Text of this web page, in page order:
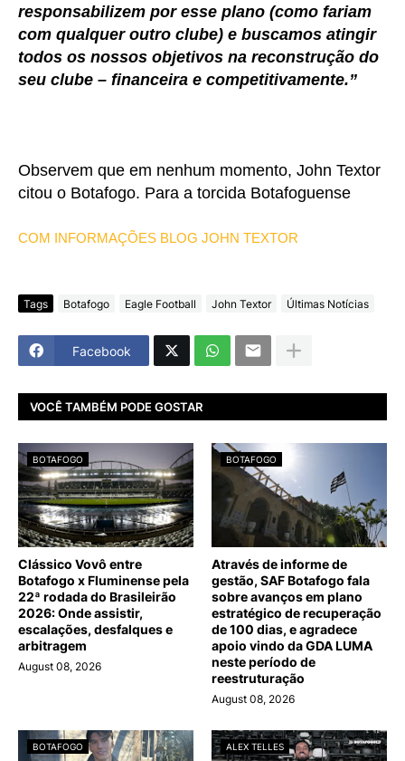
responsabilizem por esse plano (como fariam
com qualquer outro clube) e buscamos atingir
todos os nossos objetivos na reconstrução do
seu clube – financeira e competitivamente.”
Observem que em nenhum momento, John Textor
citou o Botafogo. Para a torcida Botafoguense
COM INFORMAÇÕES BLOG JOHN TEXTOR
Tags Botafogo Eagle Football John Textor Últimas Notícias
Facebook
VOCÊ TAMBÉM PODE GOSTAR
BOTAFOGO
Clássico Vovô entre
Botafogo x Fluminense pela
22ª rodada do Brasileirão
2026: Onde assistir,
escalações, desfalques e
arbitragem
August 08, 2026
BOTAFOGO
Através de informe de
gestão, SAF Botafogo fala
sobre avanços em plano
estratégico de recuperação
de 100 dias, e agradece
apoio vindo da GDA LUMA
neste período de
reestruturação
August 08, 2026
BOTAFOGO ALEX TELLES